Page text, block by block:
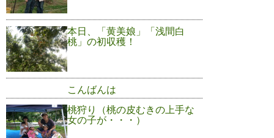
本日、「黄美娘」「浅間白
桃」の初収穫！
こんばんは
桃狩り（桃の皮むきの上手な
女の子が・・・）